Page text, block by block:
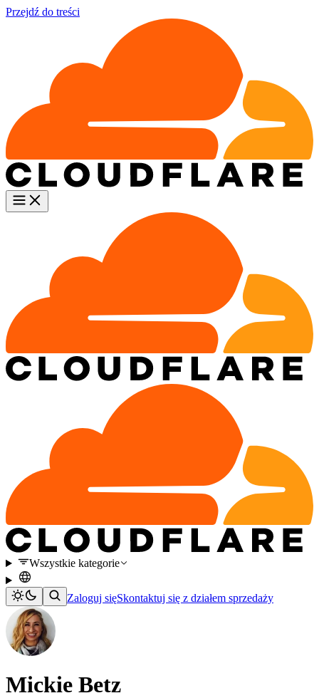
Przejdź do treści
Wszystkie kategorie
Zaloguj sięSkontaktuj się z działem sprzedaży
Mickie Betz